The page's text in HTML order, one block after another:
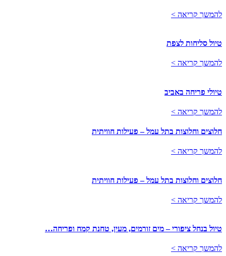
להמשך קריאה >
טיול סליחות לצפת
להמשך קריאה >
טיולי פריחה באביב
להמשך קריאה >
חלוצים וחלוצות בתל עמל – פעילות חוויתית
להמשך קריאה >
חלוצים וחלוצות בתל עמל – פעילות חוויתית
להמשך קריאה >
טיול בנחל ציפורי – מים זורמים, מעין, טחנת קמח ופריחה…
להמשך קריאה >